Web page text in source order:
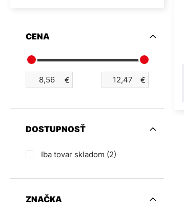
CENA
€ €
DOSTUPNOSŤ
Iba tovar skladom (2)
ZNAČKA